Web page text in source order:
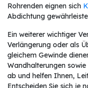
Rohrenden eignen sich
Abdichtung
Ein weiterer wichtiger
Verlängerung oder als
gleichem Gewinde
Wandhalterungen
ab und helfen Ihnen,
Entscheiden Sie sich je